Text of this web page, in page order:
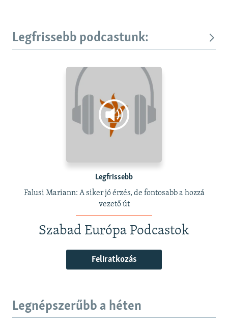
Legfrissebb podcastunk:
Legfrissebb
Falusi Mariann: A siker jó érzés, de fontosabb a hozzá
vezető út
Szabad Európa Podcastok
Feliratkozás
Legnépszerűbb a héten